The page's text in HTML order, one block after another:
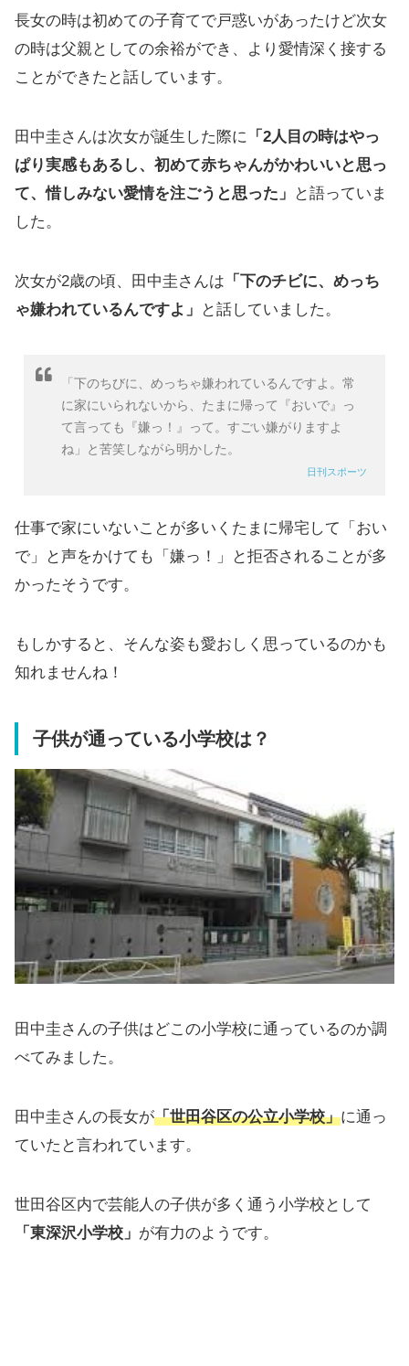
長女の時は初めての子育てで戸惑いがあったけど次女
の時は父親としての余裕ができ、より愛情深く接する
ことができたと話しています。
田中圭さんは次女が誕生した際に 「2人目の時はやっ
ぱり実感もあるし、初めて赤ちゃんがかわいいと思っ
て、惜しみない愛情を注ごうと思った」
と語っていま
した。
次女が2歳の頃、田中圭さんは 「下のチビに、めっち
ゃ嫌われているんですよ」
と話していました。
「下のちびに、めっちゃ嫌われているんですよ。常
に家にいられないから、たまに帰って『おいで』っ
て言っても『嫌っ！』って。すごい嫌がりますよ
ね」と苦笑しながら明かした。
日刊スポーツ
仕事で家にいないことが多いくたまに帰宅して「おい
で」と声をかけても「嫌っ！」と拒否されることが多
かったそうです。
もしかすると、そんな姿も愛おしく思っているのかも
知れませんね！
子供が通っている小学校は？
田中圭さんの子供はどこの小学校に通っているのか調
べてみました。
田中圭さんの長女が「世田谷区の公立小学校」に通っ
ていたと言われています。
世田谷区内で芸能人の子供が多く通う小学校として
「東深沢小学校」 が有力のようです。